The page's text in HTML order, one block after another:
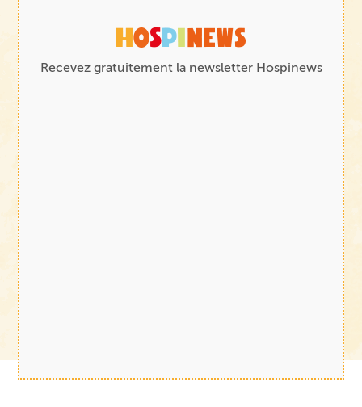
Recevez gratuitement la newsletter Hospinews